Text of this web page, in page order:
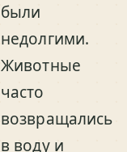
были
недолгими.
Животные
часто
возвращались
в воду и